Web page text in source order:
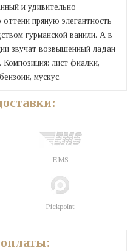
и удивительно
пряную элегантность
гурманской ванили. А в
звучат возвышенный ладан
лист фиалки,
мускус.
EMS
Pickpoint